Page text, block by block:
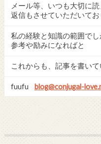
メール等、いつも大切に
返信もさせていただいてお
私の経験と知識の範囲で
参考や励みになればと
これからも、記事を書いて
fuufu blog@conjugal-